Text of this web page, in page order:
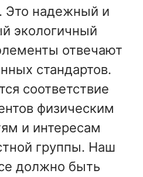
Это надежный и
экологичный
отвечают
стандартов.
соответствие
физическим
и интересам
группы. Наш
должно быть